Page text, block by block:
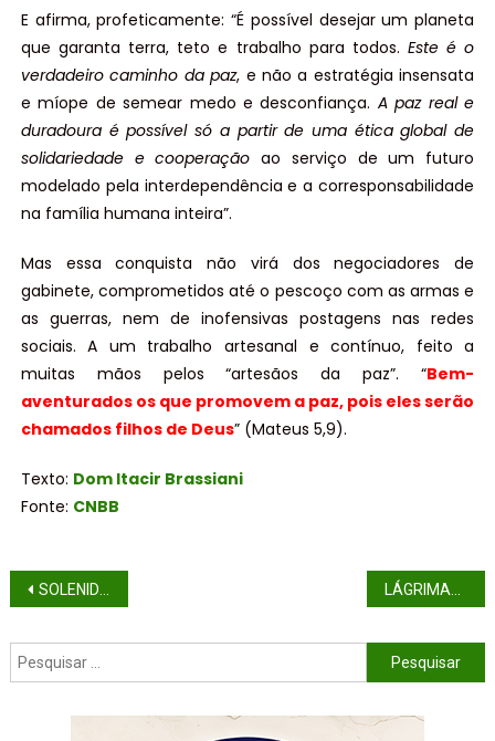
E afirma, profeticamente: “É possível desejar um planeta
que garanta terra, teto e trabalho para todos. Este é o
verdadeiro caminho da paz, e não a estratégia insensata
e míope de semear medo e desconfiança. A paz real e
duradoura é possível só a partir de uma ética global de
solidariedade e cooperação ao serviço de um futuro
modelado pela interdependência e a corresponsabilidade
na família humana inteira”.
Mas essa conquista não virá dos negociadores de
gabinete, comprometidos até o pescoço com as armas e
as guerras, nem de inofensivas postagens nas redes
sociais. A um trabalho artesanal e contínuo, feito a
muitas mãos pelos “artesãos da paz”. “Bem-
aventurados os que promovem a paz, pois eles serão
chamados filhos de Deus” (Mateus 5,9).
Texto: Dom Itacir Brassiani
Fonte: CNBB
SOLENIDADE DE SÃO PEDRO E SÃO PAULO – (ANO C) LÁGRIMAS DA CASA COMUM